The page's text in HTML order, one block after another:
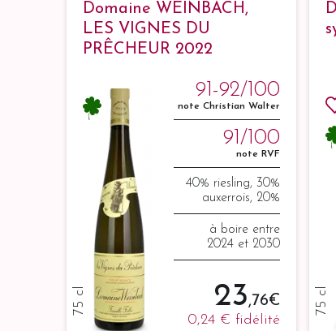
Domaine WEINBACH,
LES VIGNES DU
PRÊCHEUR 2022
75 cl
91-92/100
note Christian Walter
91/100
note RVF
40% riesling, 30%
auxerrois, 20%
pinot gris, 5%
muscat, 5%
sylvaner
à boire entre
2024 et 2030
23,76 €
0,24 € fidélité
75 cl